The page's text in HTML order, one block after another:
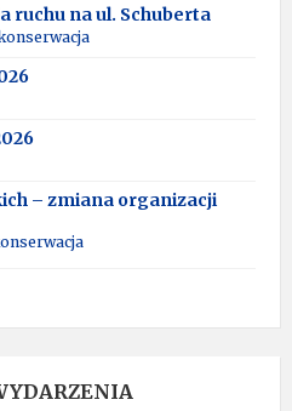
ruchu na ul. Schuberta
– zmiana organizacji